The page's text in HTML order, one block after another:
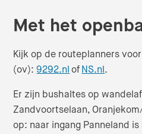
Met het
Kijk op de routeplanners
(ov):9292.nl (Opent in nieuw
(Verlaat de
of NS.nl(Opent
(Verlaat
.
Er zijn bushaltes op
Zandvoortselaan,
op: naar ingang Panneland